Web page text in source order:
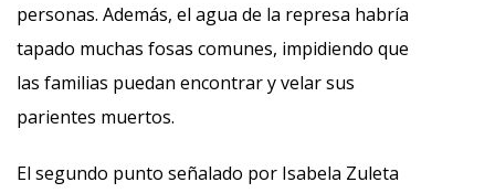
personas. Además, el agua de la represa habría
tapado muchas fosas comunes, impidiendo que
las familias puedan encontrar y velar sus
parientes muertos.
El segundo punto señalado por Isabela Zuleta